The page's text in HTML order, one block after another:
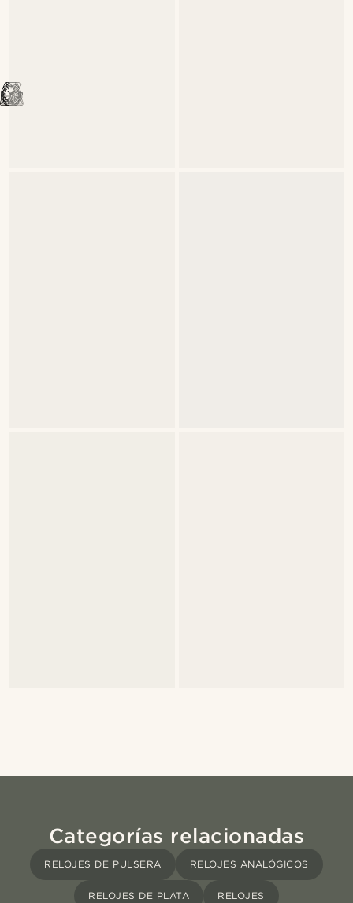
Categorías relacionadas
RELOJES DE PULSERA RELOJES ANALÓGICOS
RELOJES DE PLATA RELOJES